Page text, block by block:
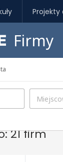
Firmy
21 firm